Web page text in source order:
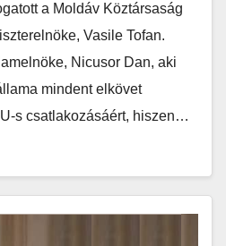
a Moldáv Köztársaság
Vasile Tofan.
Nicusor Dan, aki
mindent elkövet
s csatlakozásáért, hiszen…